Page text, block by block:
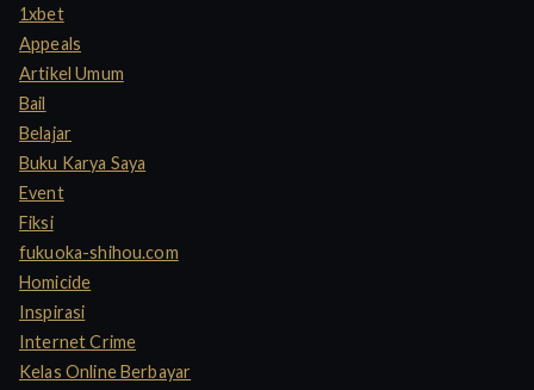
1xbet
Appeals
Artikel Umum
Bail
Belajar
Buku Karya Saya
Event
Fiksi
fukuoka-shihou.com
Homicide
Inspirasi
Internet Crime
Kelas Online Berbayar